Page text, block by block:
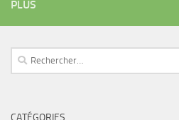
PLUS
Rechercher :